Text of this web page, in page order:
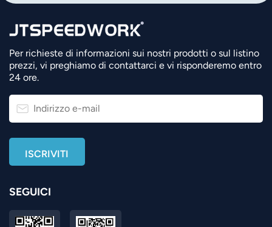
Per richieste di informazioni sui nostri prodotti o sul listino
prezzi, vi preghiamo di contattarci e vi risponderemo entro
24 ore.
SEGUICI